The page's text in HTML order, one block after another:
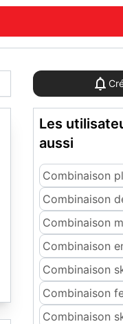
Les
aussi
Combinaison
Combinaison
Combinaison
Combinaison
Combinaison
Combinaison
Combinaison